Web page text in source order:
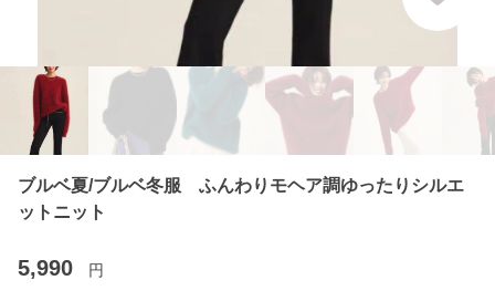
ブルベ夏/ブルベ冬服 ふんわりモヘア調ゆったりシルエ
ットニット
5,990 円